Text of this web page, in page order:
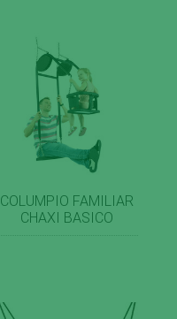
COLUMPIO FAMILIAR
CHAXI BASICO